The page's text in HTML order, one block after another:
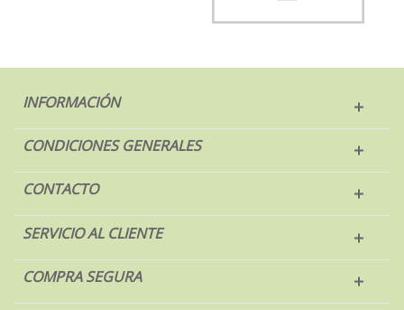
INFORMACIÓN
CONDICIONES GENERALES
CONTACTO
SERVICIO AL CLIENTE
COMPRA SEGURA